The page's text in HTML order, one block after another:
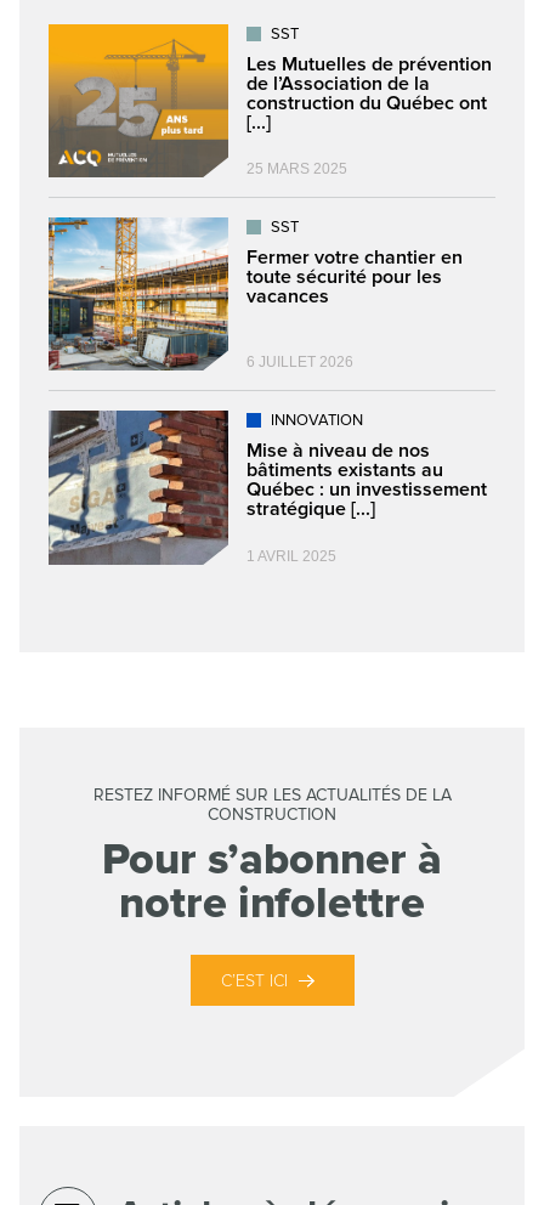
SST
Les Mutuelles de prévention
de l’Association de la
construction du Québec ont
[...]
25 MARS 2025
SST
Fermer votre chantier en
toute sécurité pour les
vacances
6 JUILLET 2026
INNOVATION
Mise à niveau de nos
bâtiments existants au
Québec : un investissement
stratégique [...]
1 AVRIL 2025
RESTEZ INFORMÉ SUR LES ACTUALITÉS DE LA
CONSTRUCTION
Pour s’abonner à
notre infolettre
C’EST ICI